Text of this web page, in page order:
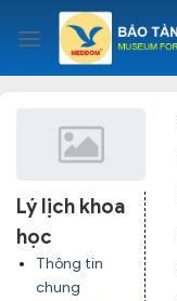
content
Lý lịch khoa
học
Thông tin
chung